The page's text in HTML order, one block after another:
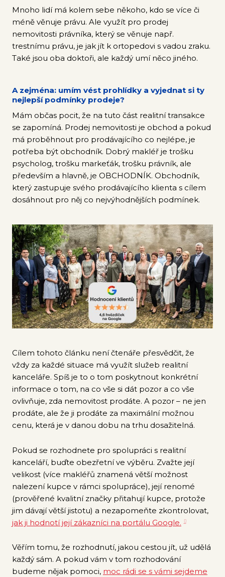
Mnoho lidí má kolem sebe někoho, kdo se více či
méně věnuje právu. Ale využít pro prodej
nemovitosti právníka, který se věnuje např.
trestnímu právu, je jak jít k ortopedovi s vadou zraku.
Také jsou oba doktoři, ale každý umí něco jiného.
A zejména: umím vést prohlídky a vyjednat si ty
nejlepší podmínky prodeje?
Mám občas pocit, že na tuto část realitní transakce
se zapomíná. Prodej nemovitosti je obchod a pokud
má proběhnout pro prodávajícího co nejlépe, je
potřeba být obchodník. Dobrý makléř je trošku
psycholog, trošku markeťák, trošku právník, ale
především a hlavně, je OBCHODNÍK. Obchodník,
který zastupuje svého prodávajícího klienta s cílem
dosáhnout pro něj co nejvýhodnějších podmínek.
Cílem tohoto článku není čtenáře přesvědčit, že
vždy za každé situace má využít služeb realitní
kanceláře. Spíš je to o tom poskytnout konkrétní
informace o tom, na co vše si dát pozor a co vše
ovlivňuje, zda nemovitost prodáte. A pozor – ne jen
prodáte, ale že ji prodáte za maximální možnou
cenu, která je v danou dobu na trhu dosažitelná.
Pokud se rozhodnete pro spolupráci s realitní
kanceláří, buďte obezřetní ve výběru. Zvažte její
velikost (více makléřů znamená větší možnost
nalezení kupce v rámci spolupráce), její renomé
(prověřené kvalitní značky přitahují kupce, protože
jim dávají větší jistotu) a nezapomeňte zkontrolovat,
jak ji hodnotí její zákazníci na portálu Google.
Věřím tomu, že rozhodnutí, jakou cestou jít, už udělá
každý sám. A pokud vám v tom rozhodování
budeme nějak pomoci, moc rádi se s vámi sejdeme